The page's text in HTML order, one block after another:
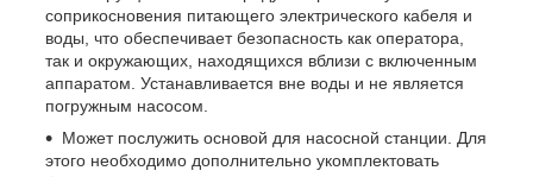
соприкосновения питающего электрического кабеля и
воды, что обеспечивает безопасность как оператора,
так и окружающих, находящихся вблизи с включенным
аппаратом. Устанавливается вне воды и не является
погружным насосом.
Может послужить основой для насосной станции. Для
этого необходимо дополнительно укомплектовать